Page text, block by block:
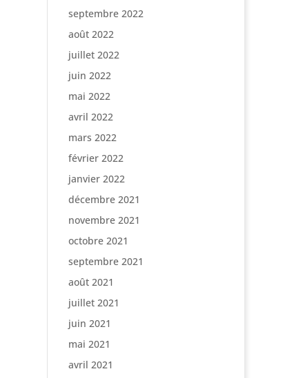
septembre 2022
août 2022
juillet 2022
juin 2022
mai 2022
avril 2022
mars 2022
février 2022
janvier 2022
décembre 2021
novembre 2021
octobre 2021
septembre 2021
août 2021
juillet 2021
juin 2021
mai 2021
avril 2021